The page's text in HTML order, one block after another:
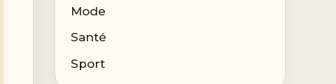
Mode
Santé
Sport